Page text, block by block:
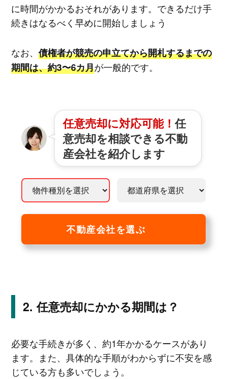
に時間がかかるおそれがあります。できるだけ手
続きはなるべく早めに開始しましょう
なお、 債権者が競売の申立てから開札するまでの
期間は、約3〜6カ月が一般的です。
任意売却に対応可能！任
意売却を相談できる不動
産会社を紹介します
不動産会社を選ぶ
任意売却にかかる期間は？
必要な手続きが多く、約1年かかるケースがあり
ます。また、具体的な手順がわからずに不安を感
じている方も多いでしょう。